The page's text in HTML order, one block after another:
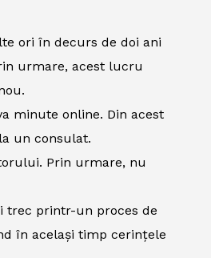
ori în decurs de doi ani
urmare, acest lucru
minute online. Din acest
un consulat.
Prin urmare, nu
trec printr-un proces de
în același timp cerințele